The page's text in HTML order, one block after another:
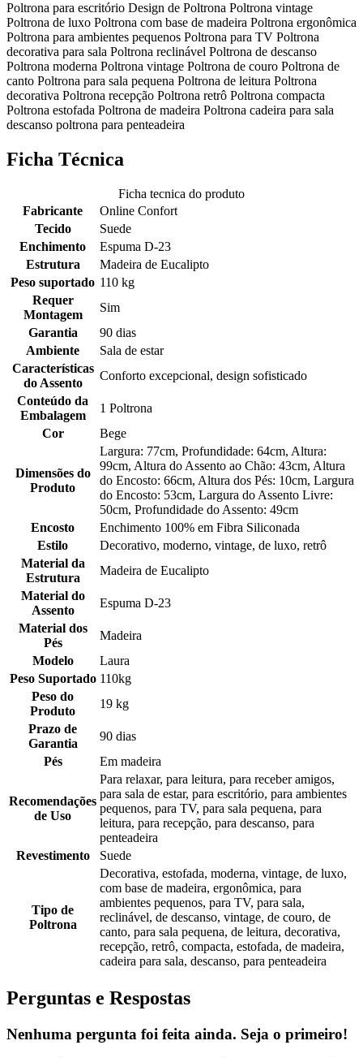
Poltrona para escritório Design de Poltrona Poltrona vintage
Poltrona de luxo Poltrona com base de madeira Poltrona ergonômica
Poltrona para ambientes pequenos Poltrona para TV Poltrona
decorativa para sala Poltrona reclinável Poltrona de descanso
Poltrona moderna Poltrona vintage Poltrona de couro Poltrona de
canto Poltrona para sala pequena Poltrona de leitura Poltrona
decorativa Poltrona recepção Poltrona retrô Poltrona compacta
Poltrona estofada Poltrona de madeira Poltrona cadeira para sala
descanso poltrona para penteadeira
Ficha Técnica
Ficha tecnica do produto
Fabricante
Online Confort
Tecido
Suede
Enchimento
Espuma D-23
Estrutura
Madeira de Eucalipto
Peso suportado 110 kg
Requer
Montagem
Sim
Garantia
90 dias
Ambiente
Sala de estar
Características
do Assento
Conforto excepcional, design sofisticado
Conteúdo da
Embalagem
1 Poltrona
Cor
Bege
Dimensões do
Produto
Largura: 77cm, Profundidade: 64cm, Altura:
99cm, Altura do Assento ao Chão: 43cm, Altura
do Encosto: 66cm, Altura dos Pés: 10cm, Largura
do Encosto: 53cm, Largura do Assento Livre:
50cm, Profundidade do Assento: 49cm
Encosto
Enchimento 100% em Fibra Siliconada
Estilo
Decorativo, moderno, vintage, de luxo, retrô
Material da
Estrutura
Madeira de Eucalipto
Material do
Assento
Espuma D-23
Material dos
Pés
Madeira
Modelo
Laura
Peso Suportado 110kg
Peso do
Produto
19 kg
Prazo de
Garantia
90 dias
Pés
Em madeira
Recomendações
de Uso
Para relaxar, para leitura, para receber amigos,
para sala de estar, para escritório, para ambientes
pequenos, para TV, para sala pequena, para
leitura, para recepção, para descanso, para
penteadeira
Revestimento
Suede
Tipo de
Poltrona
Decorativa, estofada, moderna, vintage, de luxo,
com base de madeira, ergonômica, para
ambientes pequenos, para TV, para sala,
reclinável, de descanso, vintage, de couro, de
canto, para sala pequena, de leitura, decorativa,
recepção, retrô, compacta, estofada, de madeira,
cadeira para sala, descanso, para penteadeira
Perguntas e Respostas
Nenhuma pergunta foi feita ainda. Seja o primeiro!